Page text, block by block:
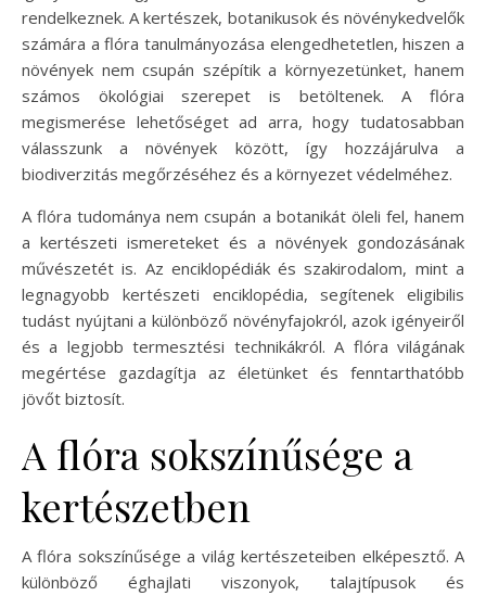
rendelkeznek. A kertészek, botanikusok és növénykedvelők
számára a flóra tanulmányozása elengedhetetlen, hiszen a
növények nem csupán szépítik a környezetünket, hanem
számos ökológiai szerepet is betöltenek. A flóra
megismerése lehetőséget ad arra, hogy tudatosabban
válasszunk a növények között, így hozzájárulva a
biodiverzitás megőrzéséhez és a környezet védelméhez.
A flóra tudománya nem csupán a botanikát öleli fel, hanem
a kertészeti ismereteket és a növények gondozásának
művészetét is. Az enciklopédiák és szakirodalom, mint a
legnagyobb kertészeti enciklopédia, segítenek eligibilis
tudást nyújtani a különböző növényfajokról, azok igényeiről
és a legjobb termesztési technikákról. A flóra világának
megértése gazdagítja az életünket és fenntarthatóbb
jövőt biztosít.
A flóra sokszínűsége a
kertészetben
A flóra sokszínűsége a világ kertészeteiben elképesztő. A
különböző éghajlati viszonyok, talajtípusok és